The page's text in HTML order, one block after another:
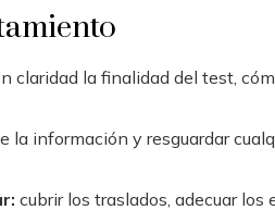
claridad la finalidad del test,
la información y resguardar
cubrir los traslados, adecuar